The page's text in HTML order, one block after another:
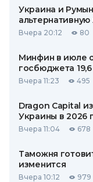
Украина и
альтернативную
Вчера 20:12 80
Минфин в июле
госбюджета
Вчера 11:23 495
Dragon Capital
Украины в 2026
Вчера 11:04 678
Таможня
изменится
Вчера 10:12 979